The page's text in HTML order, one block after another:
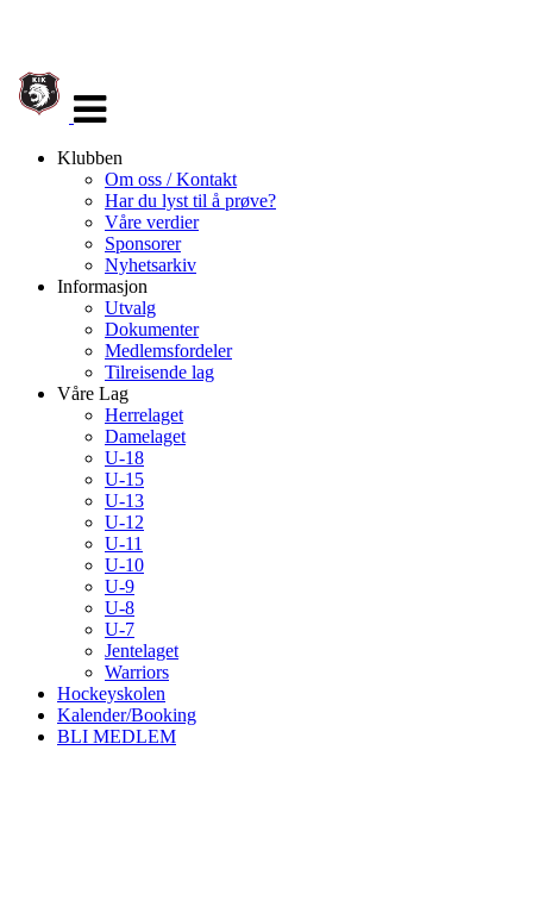
navigasjon
Klubben
Om oss / Kontakt
Har du lyst til å prøve?
Våre verdier
Sponsorer
Nyhetsarkiv
Informasjon
Utvalg
Dokumenter
Medlemsfordeler
Tilreisende lag
Våre Lag
Herrelaget
Damelaget
U-18
U-15
U-13
U-12
U-11
U-10
U-9
U-8
U-7
Jentelaget
Warriors
Hockeyskolen
Kalender/Booking
BLI MEDLEM